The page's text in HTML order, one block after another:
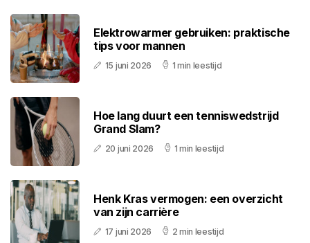
Elektrowarmer gebruiken: praktische
tips voor mannen
15 juni 2026 1 min leestijd
Hoe lang duurt een tenniswedstrijd
Grand Slam?
20 juni 2026 1 min leestijd
Henk Kras vermogen: een overzicht
van zijn carrière
17 juni 2026 2 min leestijd